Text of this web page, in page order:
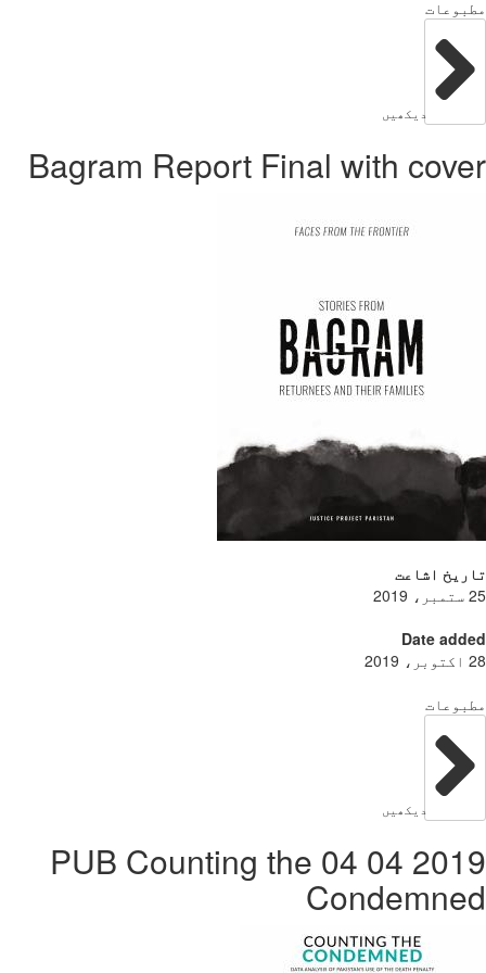
دیکھیں
Bagram Report Final with
اشاعت
Date
دیکھیں
2019 04 04 PUB Counting the